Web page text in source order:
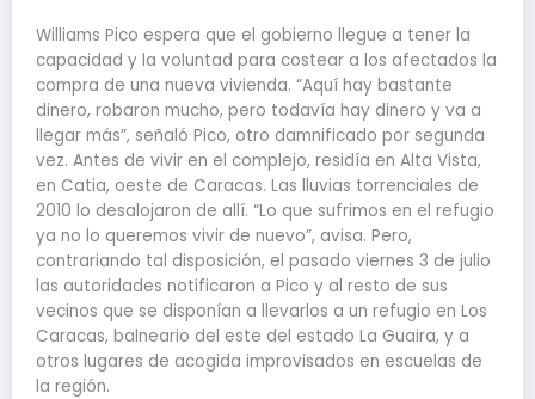
Williams Pico espera que el gobierno llegue a tener la
capacidad y la voluntad para costear a los afectados la
compra de una nueva vivienda. “Aquí hay bastante
dinero, robaron mucho, pero todavía hay dinero y va a
llegar más”, señaló Pico, otro damnificado por segunda
vez. Antes de vivir en el complejo, residía en Alta Vista,
en Catia, oeste de Caracas. Las lluvias torrenciales de
2010 lo desalojaron de allí. “Lo que sufrimos en el refugio
ya no lo queremos vivir de nuevo”, avisa. Pero,
contrariando tal disposición, el pasado viernes 3 de julio
las autoridades notificaron a Pico y al resto de sus
vecinos que se disponían a llevarlos a un refugio en Los
Caracas, balneario del este del estado La Guaira, y a
otros lugares de acogida improvisados en escuelas de
la región.